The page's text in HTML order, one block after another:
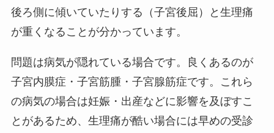
後ろ側に傾いていたりする（子宮後屈）と生理痛
が重くなることが分かっています。
問題は病気が隠れている場合です。良くあるのが
子宮内膜症・子宮筋腫・子宮腺筋症です。これら
の病気の場合は妊娠・出産などに影響を及ぼすこ
とがあるため、生理痛が酷い場合には早めの受診